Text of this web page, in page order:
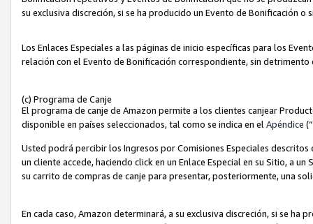
su exclusiva discreción, si se ha producido un Evento de Bonificación
Los Enlaces Especiales a las páginas de inicio específicas para los
relación con el Evento de Bonificación correspondiente, sin
(c) Programa de Canje
El programa de canje de Amazon permite a los clientes canjear
disponible en países seleccionados, tal como se indica en el Apéndice
Usted podrá percibir los Ingresos por Comisiones Especiales
un cliente accede, haciendo click en un Enlace Especial en su Sitio, a
su carrito de compras de canje para presentar, posteriormente, una
En cada caso, Amazon determinará, a su exclusiva discreción, si se